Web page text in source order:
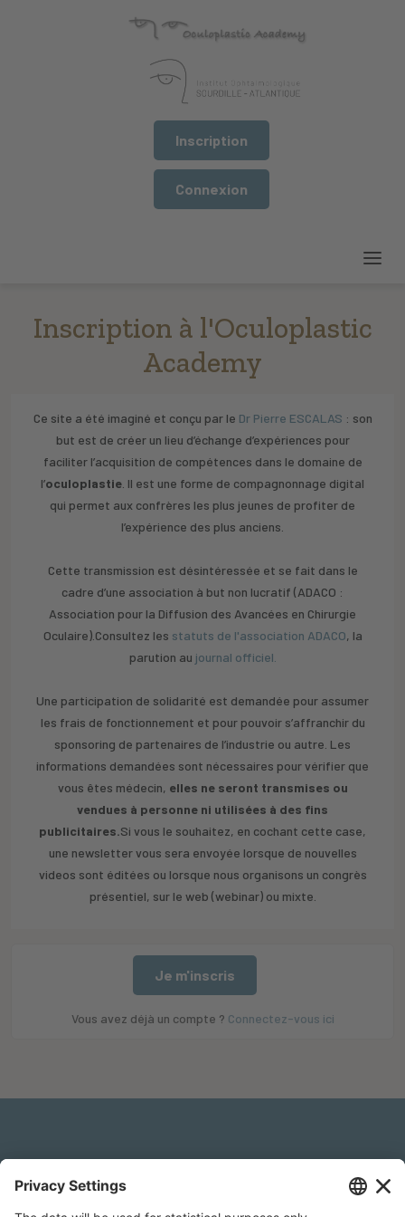
Inscription
Connexion
Inscription à l'Oculoplastic
Academy
Ce site a été imaginé et conçu par le Dr Pierre ESCALAS : son
but est de créer un lieu d’échange d’expériences pour
faciliter l’acquisition de compétences dans le domaine de
l’oculoplastie . Il est une forme de compagnonnage digital
qui permet aux confrères les plus jeunes de profiter de
l’expérience des plus anciens.
Cette transmission est désintéressée et se fait dans le
cadre d’une association à but non lucratif (ADACO :
Association pour la Diffusion des Avancées en Chirurgie
Oculaire).Consultez les statuts de l'association ADACO, la
parution au journal officiel.
Une participation de solidarité est demandée pour assumer
les frais de fonctionnement et pour pouvoir s’affranchir du
sponsoring de partenaires de l’industrie ou autre. Les
informations demandées sont nécessaires pour vérifier que
vous êtes médecin, elles ne seront transmises ou
vendues à personne ni utilisées à des fins
publicitaires.Si vous le souhaitez, en cochant cette case,
une newsletter vous sera envoyée lorsque de nouvelles
videos sont éditées ou lorsque nous organisons un congrès
présentiel, sur le web (webinar) ou mixte.
Je m'inscris
Vous avez déjà un compte ? Connectez-vous ici